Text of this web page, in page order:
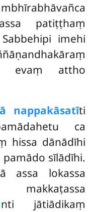
patiṭṭhaṃ
imehi
evaṃ attho
nappakāsatīti
ca
hissa dānādīhi
sīlādīhi.
assa lokassa
nti jātiādikaṃ